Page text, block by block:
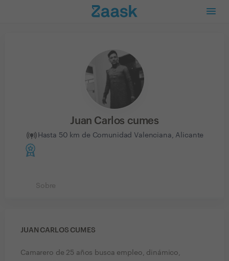
Juan Carlos cumes
Hasta 50 km de Comunidad Valenciana, Alicante
Sobre
JUAN CARLOS CUMES
Camarero de 25 años busca empleo, dinámico,